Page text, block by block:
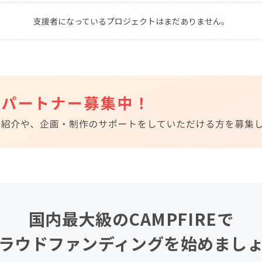
CAMPFIRE for Social Good
CAMPFIRE Creation
CAMPFIREふるさと納税
machi-ya コミュニティ
支援者になっているプロジェクトはまだありません。
国内最大級のCAMPFIREで
ウドファンディングを始めまし